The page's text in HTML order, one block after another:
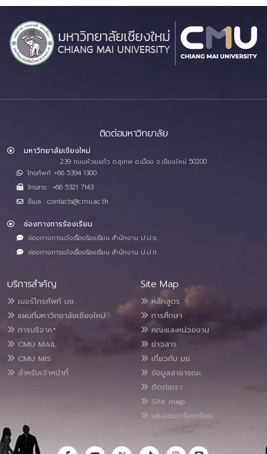
ติดต่อมหาวิทยาลัย
มหาวิทยาลัยเชียงใหม่
239 ถนนห้วยแก้ว ต.สุเทพ อ.เมือง จ.เชียงใหม่ 50200
โทรศัพท์ :+66 5394 1300
โทรสาร : +66 5321 7143
อีเมล : contacts@cmu.ac.th
ช่องทางการร้องเรียน
ช่องทางการแจ้งเรื่องร้องเรียน สำนักงาน ป.ป.ช.
ช่องทางการแจ้งเรื่องร้องเรียน สำนักงาน ป.ป.ท.
บริการสำคัญ
เบอร์โทรศัพท์ มช.
แผนที่มหาวิทยาลัยเชียงใหม่
การบริจาค*
CMU MAIL
CMU MIS
สำหรับเจ้าหน้าที่
Site Map
หลักสูตร
การศึกษา
คณะและหน่วยงาน
ข่าวสาร
เกี่ยวกับ มช.
ข้อมูลสาธารณะ
ติดต่อเรา
Site map
เสนอแนะ/ร้องเรียน